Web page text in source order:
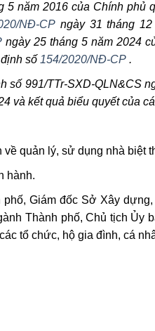
5 năm 2016 của Chính phủ
NĐ-CP ngày 31 tháng
ngày 25 tháng 5 năm 2024
số 154/2020/NĐ-CP .
số 991/TTr-SXD-QLN&CS
và kết quả biểu quyết của
quản lý, sử dụng nhà biệt
hành.
Giám đốc Sở Xây
Thành phố, Chủ tịch
tổ chức, hộ gia đình, cá